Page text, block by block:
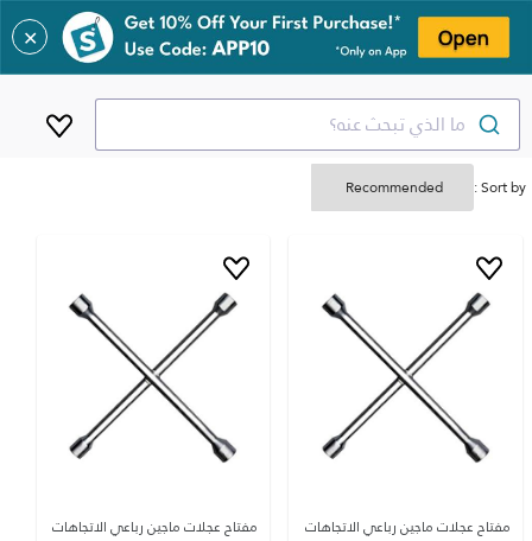
✕
ما الذي تبحث عنه؟
Sort by :
مفتاح عجلات ماجين رباعي الاتجاهات مفتاح عجلات ماجين رباعي الاتجاهات